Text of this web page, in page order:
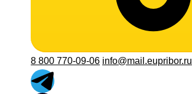
8 800 770-09-06 info@mail.eupribor.ru